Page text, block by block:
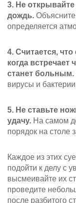
3. Не
дождь.
определяется
4. Считается,
когда встречает
станет больным.
вирусы и
5. Не ставьте
удачу. На самом
порядок на столе
Каждое из этих
подойти к делу с
высмеивайте их
проведите
после разбитого